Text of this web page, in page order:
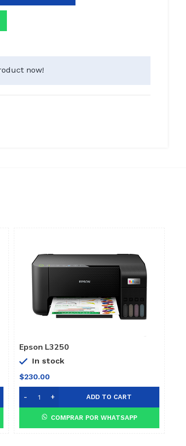
now!
Epson L3250
In stock
$230.00
ADD TO CART
COMPRAR POR WHATSAPP